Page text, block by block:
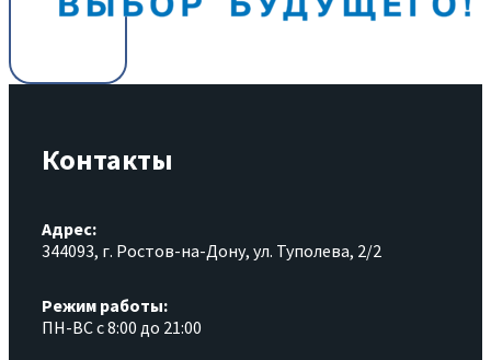
Контакты
Адрес:
344093, г. Ростов-на-Дону, ул. Туполева, 2/2
Режим работы:
ПН-ВС с 8:00 до 21:00